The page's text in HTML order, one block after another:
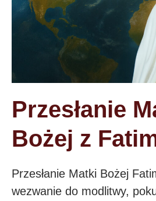
Przesłanie
Bożej z
Przesłanie Matki Bożej
wezwanie do modlitwy,